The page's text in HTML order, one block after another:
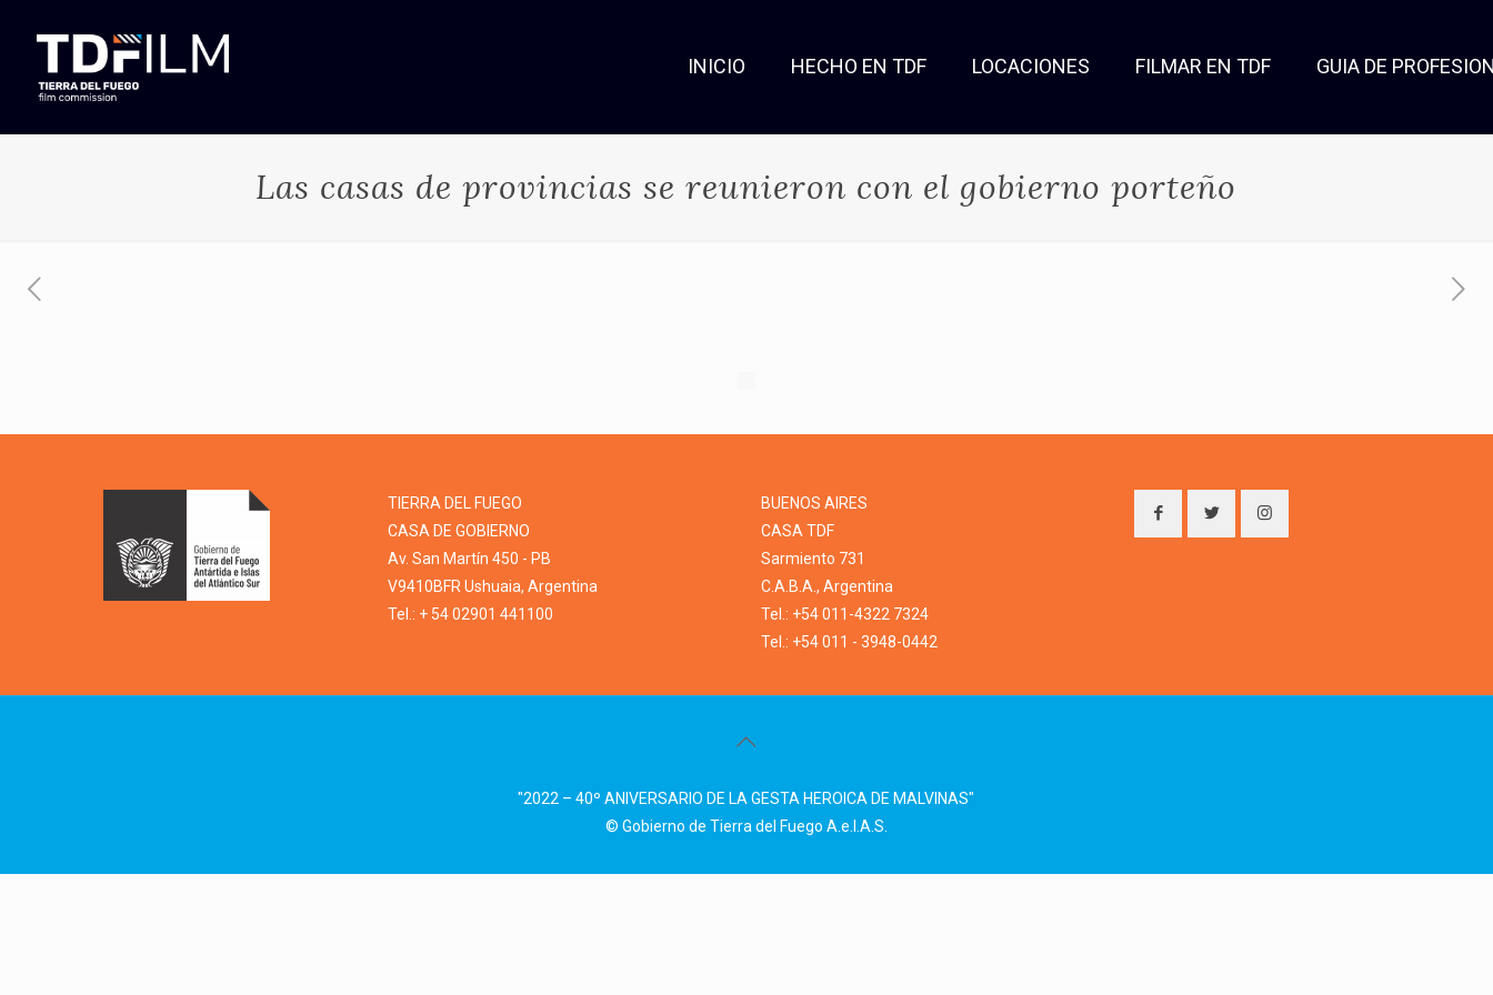
INICIO HECHO EN TDF LOCACIONES FILMAR EN TDF GUIA DE
Las casas de provincias se reunieron con el gobierno porteño
TIERRA DEL FUEGO
CASA DE GOBIERNO
Av. San Martín 450 - PB
V9410BFR Ushuaia, Argentina
Tel.: + 54 02901 441100
BUENOS AIRES
CASA TDF
Sarmiento 731
C.A.B.A., Argentina
Tel.: +54 011-4322 7324
Tel.: +54 011 - 3948-0442
"2022 – 40º ANIVERSARIO DE LA GESTA HEROICA DE MALVINAS"
© Gobierno de Tierra del Fuego A.e.I.A.S.